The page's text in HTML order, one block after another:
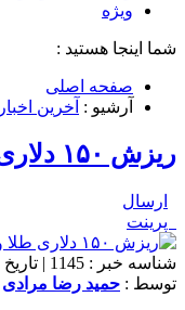
ویژه
شما اینجا هستید :
صفحه اصلی
آرشیو : آخرین اخبار
ریزش ۱۵۰ دلاری طلا و اوج هفتگی دلار
ارسال
پرینت
توسط : حمید رضا مرادی